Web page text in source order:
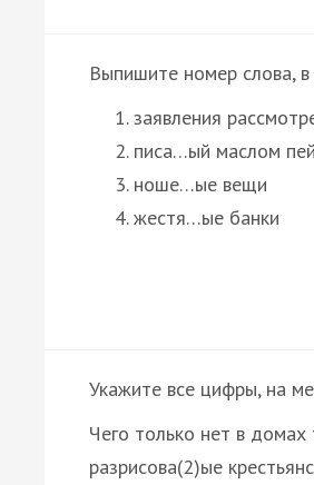
Выпишите номер слова,
заявления
писа…ый маслом
ноше…ые вещи
жестя…ые банки
Укажите все цифры, на
Чего только нет в
разрисова(2)ые